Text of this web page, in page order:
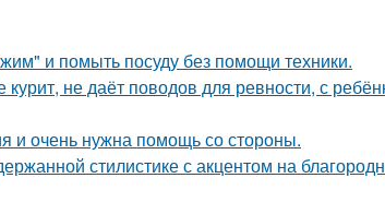
и помыть посуду без помощи техники.
не даёт поводов для ревности, с
и очень нужна помощь со стороны.
стилистике с акцентом на